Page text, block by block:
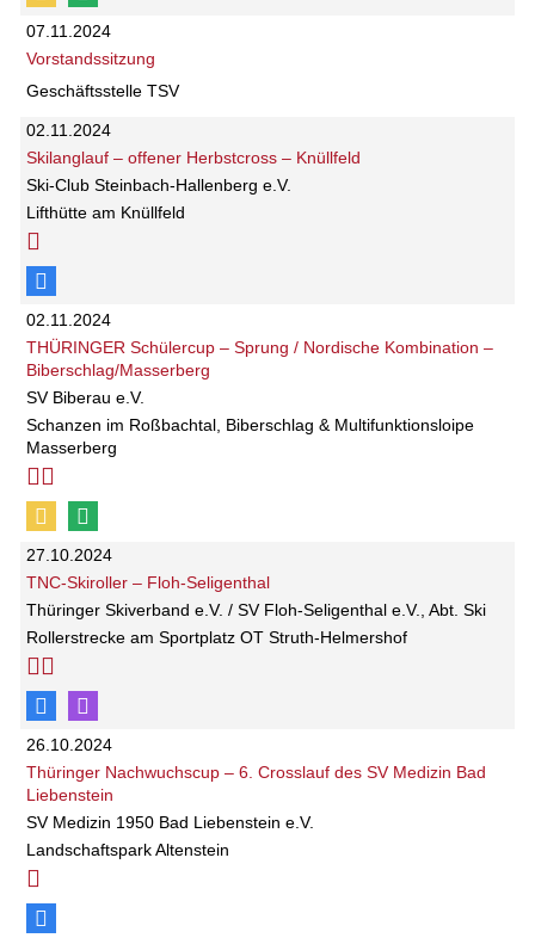
07.11.2024
Vorstandssitzung
Geschäftsstelle TSV
02.11.2024
Skilanglauf – offener Herbstcross – Knüllfeld
Ski-Club Steinbach-Hallenberg e.V.
Lifthütte am Knüllfeld
02.11.2024
THÜRINGER Schülercup – Sprung / Nordische Kombination –
Biberschlag/Masserberg
SV Biberau e.V.
Schanzen im Roßbachtal, Biberschlag & Multifunktionsloipe
Masserberg
27.10.2024
TNC-Skiroller – Floh-Seligenthal
Thüringer Skiverband e.V. / SV Floh-Seligenthal e.V., Abt. Ski
Rollerstrecke am Sportplatz OT Struth-Helmershof
26.10.2024
Thüringer Nachwuchscup – 6. Crosslauf des SV Medizin Bad
Liebenstein
SV Medizin 1950 Bad Liebenstein e.V.
Landschaftspark Altenstein